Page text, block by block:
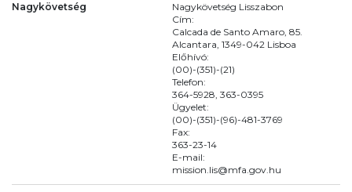
Nagykövetség
Nagykövetség Lisszabon
Cím:
Calcada de Santo Amaro, 85.
Alcantara, 1349-042 Lisboa
Előhívó:
(00)-(351)-(21)
Telefon:
364-5928, 363-0395
Ügyelet:
(00)-(351)-(96)-481-3769
Fax:
363-23-14
E-mail:
mission.lis@mfa.gov.hu